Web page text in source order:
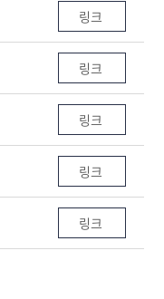
링크
링크
링크
링크
링크